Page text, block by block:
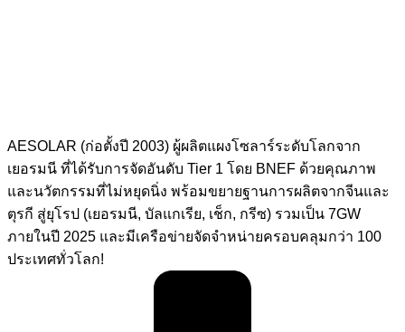
AESOLAR (ก่อตั้งปี 2003) ผู้ผลิตแผงโซลาร์ระดับโลกจาก
เยอรมนี ที่ได้รับการจัดอันดับ Tier 1 โดย BNEF ด้วยคุณภาพ
และนวัตกรรมที่ไม่หยุดนิ่ง พร้อมขยายฐานการผลิตจากจีนและ
ตุรกี สู่ยุโรป (เยอรมนี, บัลแกเรีย, เช็ก, กรีซ) รวมเป็น 7GW
ภายในปี 2025 และมีเครือข่ายจัดจำหน่ายครอบคลุมกว่า 100
ประเทศทั่วโลก!